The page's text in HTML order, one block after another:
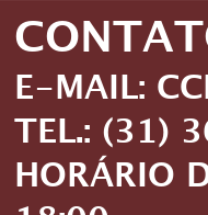
E-MAIL:
TEL.: (31)
HORÁRIO